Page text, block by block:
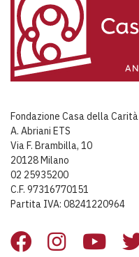
Fondazione Casa della Carità
A. Abriani ETS
Via F. Brambilla, 10
20128 Milano
02 25935200
C.F. 97316770151
Partita IVA: 08241220964